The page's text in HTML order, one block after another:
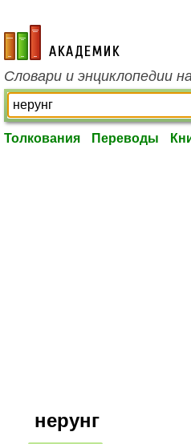
academic.ru
Словари и энциклопедии
Толкования Переводы
нерунг